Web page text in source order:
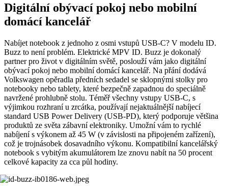
Digitální obývací pokoj nebo mobilní
domácí kancelář
Nabíjet notebook z jednoho z osmi vstupů USB-C? V modelu ID.
Buzz to není problém. Elektrické MPV ID. Buzz je dokonalý
partner pro život v digitálním světě, poslouží vám jako digitální
obývací pokoj nebo mobilní domácí kancelář. Na přání dodává
Volkswagen opěradla předních sedadel se sklopnými stolky pro
notebooky nebo tablety, které bezpečně zapadnou do speciálně
navržené prohlubně stolu. Téměř všechny vstupy USB-C, s
výjimkou rozhraní u zrcátka, používají nejaktuálnější nabíjecí
standard USB Power Delivery (USB-PD), který podporuje většina
produktů ze světa zábavní elektroniky. Umožní vám to rychlé
nabíjení s výkonem až 45 W (v závislosti na připojeném zařízení),
což je trojnásobek dosavadního výkonu. Kompatibilní kancelářský
notebook s vybitým akumulátorem lze znovu nabít na 50 procent
celkové kapacity za cca půl hodiny.